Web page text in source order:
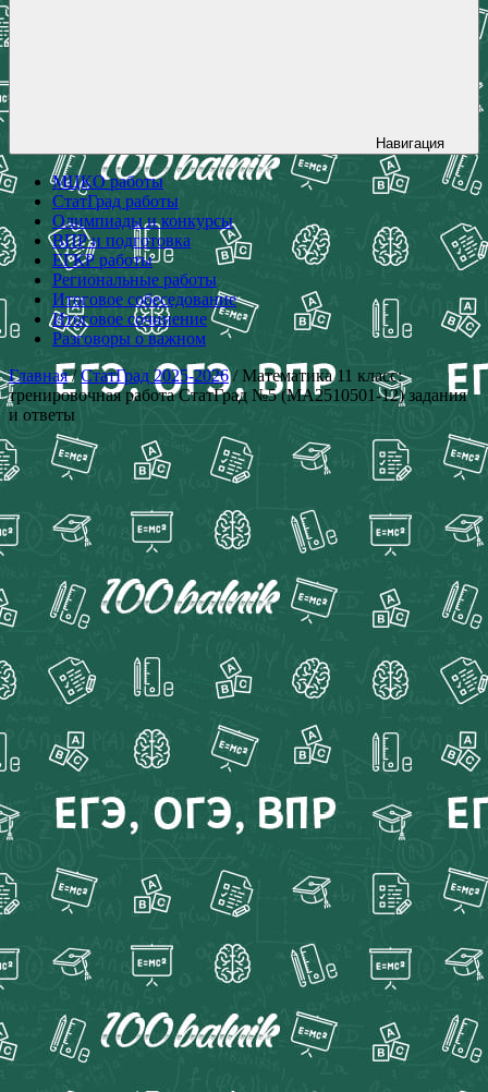
Навигация
МЦКО работы
СтатГрад работы
Олимпиады и конкурсы
ВПР и подготовка
ЕГКР работы
Региональные работы
Итоговое собеседование
Итоговое сочинение
Разговоры о важном
Главная/СтатГрад 2025-2026/ Математика 11 класс:
тренировочная работа СтатГрад №5 (МА2510501-12) задания
и ответы